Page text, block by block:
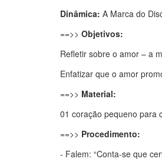
Dinâmica: A Marca do
==>> Objetivos:
Refletir sobre o amor – a
Enfatizar que o amor
==>> Material:
01 coração pequeno para
==>> Procedimento:
- Falem: “Conta-se que